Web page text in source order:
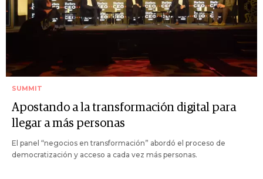
SUMMIT
Apostando a la transformación digital para
llegar a más personas
El panel “negocios en transformación” abordó el proceso de
democratización y acceso a cada vez más personas.